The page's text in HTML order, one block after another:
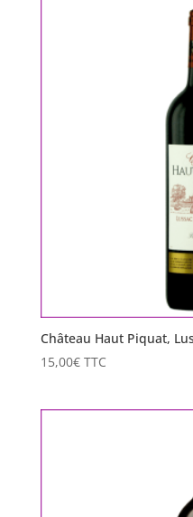
Château Haut Piquat,
15,00€ TTC